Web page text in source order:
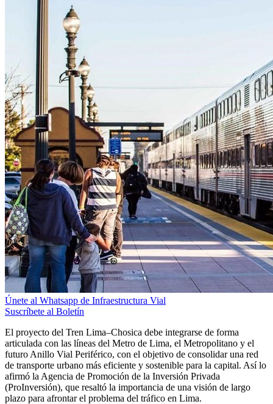
Únete al Whatsapp de Infraestructura Vial
Suscríbete al Boletín
El proyecto del Tren Lima–Chosica debe integrarse de forma
articulada con las líneas del Metro de Lima, el Metropolitano y el
futuro Anillo Vial Periférico, con el objetivo de consolidar una red
de transporte urbano más eficiente y sostenible para la capital. Así lo
afirmó la Agencia de Promoción de la Inversión Privada
(ProInversión), que resaltó la importancia de una visión de largo
plazo para afrontar el problema del tráfico en Lima.